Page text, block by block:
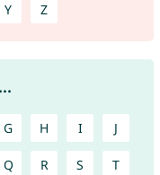
Y Z
G H I J
Q R S T